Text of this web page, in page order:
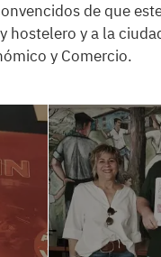
de que
hostelero y a la
y Comercio.